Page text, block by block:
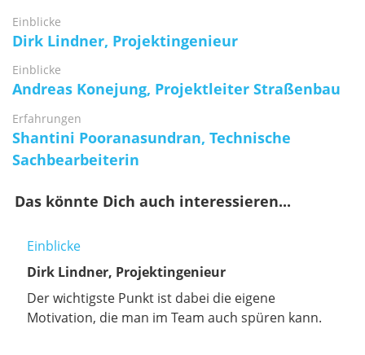
Einblicke
Dirk Lindner, Projektingenieur
Einblicke
Andreas Konejung, Projektleiter Straßenbau
Erfahrungen
Shantini Pooranasundran, Technische
Sachbearbeiterin
Das könnte Dich auch interessieren...
Einblicke
Dirk Lindner, Projektingenieur
Der wichtigste Punkt ist dabei die eigene
Motivation, die man im Team auch spüren kann.